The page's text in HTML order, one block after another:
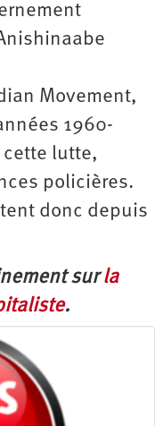
Movement,
1960-
cette lutte,
policières.
donc depuis
surla
.